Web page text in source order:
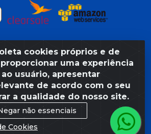
cookies próprios e de
uma experiência
usuário, apresentar
de acordo com o seu
a qualidade do nosso site.
não essenciais
Cookies
Coral LTDA - Rua da Praia,
- Recife/PE - CEP 50020-550 -
11.623.188/0027-80